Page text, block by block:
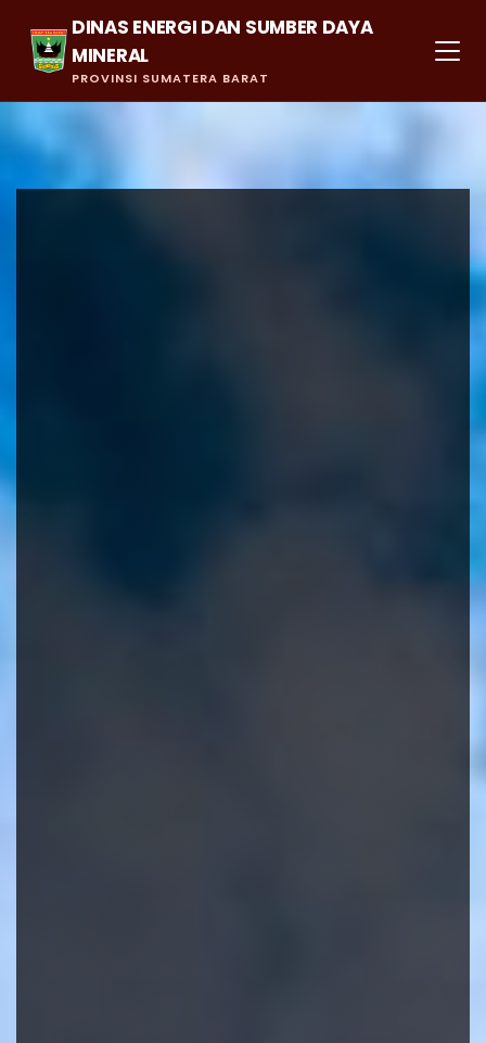
DINAS ENERGI DAN SUMBER DAYA
MINERAL
PROVINSI SUMATERA BARAT